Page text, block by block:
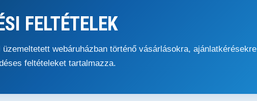
FELTÉTELEK
webáruházban történő vásárlásokra, ajánlatkérésekre
feltételeket tartalmazza.